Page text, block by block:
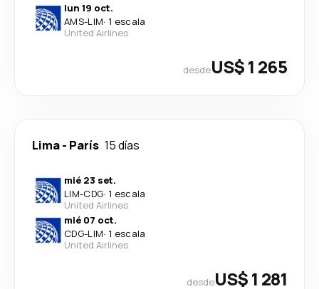
lun 19 oct.
AMS-LIM· 1 escala
United Airlines
desdeUS$ 1 265
Lima- París 15 días
mié 23 set.
LIM-CDG· 1 escala
United Airlines
mié 07 oct.
CDG-LIM· 1 escala
United Airlines
desdeUS$ 1 281